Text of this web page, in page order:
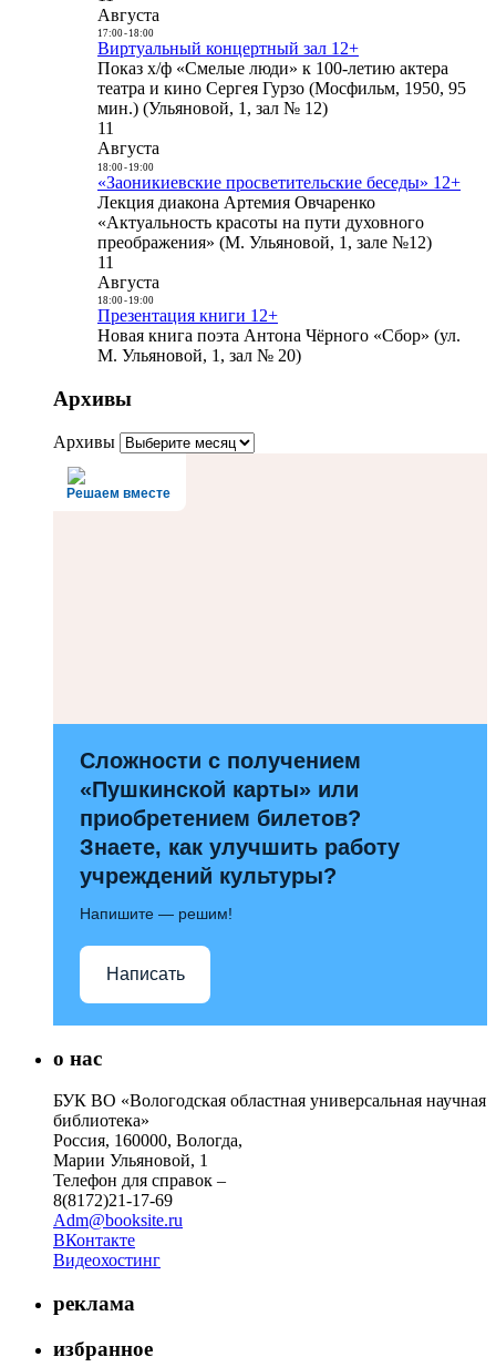
Августа
17:00- 18:00
Виртуальный концертный зал 12+
Показ х/ф «Смелые люди» к 100-летию актера
театра и кино Сергея Гурзо (Мосфильм, 1950, 95
мин.) (Ульяновой, 1, зал № 12)
11
Августа
18:00- 19:00
«Заоникиевские просветительские беседы» 12+
Лекция диакона Артемия Овчаренко
«Актуальность красоты на пути духовного
преображения» (М. Ульяновой, 1, зале №12)
11
Августа
18:00- 19:00
Презентация книги 12+
Новая книга поэта Антона Чёрного «Сбор» (ул.
М. Ульяновой, 1, зал № 20)
Архивы
Архивы
Решаем вместе
Сложности с получением
«Пушкинской карты» или
приобретением билетов?
Знаете, как улучшить работу
учреждений культуры?
Напишите — решим!
Написать
о нас
БУК ВО «Вологодская областная универсальная научная
библиотека»
Россия, 160000, Вологда,
Марии Ульяновой, 1
Телефон для справок –
8(8172)21-17-69
Adm@booksite.ru
ВКонтакте
Видеохостинг
реклама
избранное